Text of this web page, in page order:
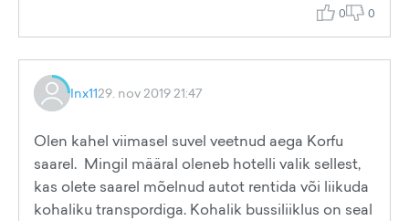
0 0
Inx1129. nov 2019 21:47
Olen kahel viimasel suvel veetnud aega Korfu
saarel. Mingil määral oleneb hotelli valik sellest,
kas olete saarel mõelnud autot rentida või liikuda
kohaliku transpordiga. Kohalik bussiliiklus on seal